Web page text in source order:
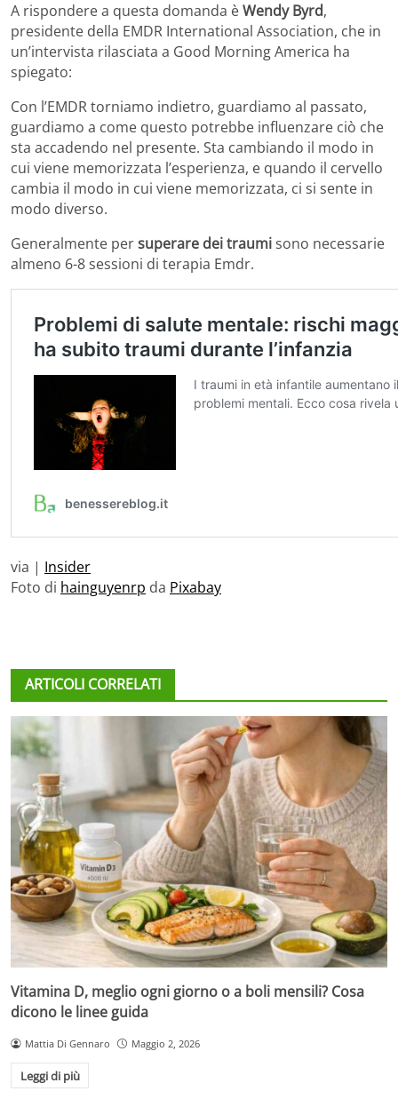
A rispondere a questa domanda èWendy Byrd,
presidente della EMDR International Association, che in
un’intervista rilasciata a Good Morning America ha
spiegato:
Con l’EMDR torniamo indietro, guardiamo al passato,
guardiamo a come questo potrebbe influenzare ciò che
sta accadendo nel presente. Sta cambiando il modo in
cui viene memorizzata l’esperienza, e quando il cervello
cambia il modo in cui viene memorizzata, ci si sente in
modo diverso.
Generalmente persuperare dei traumisono necessarie
almeno 6-8 sessioni di terapia Emdr.
via | Insider
Foto di hainguyenrp da Pixabay
ARTICOLI CORRELATI
Vitamina D, meglio ogni giorno o a boli mensili? Cosa
dicono le linee guida
Mattia Di Gennaro Maggio 2, 2026
Leggi di più